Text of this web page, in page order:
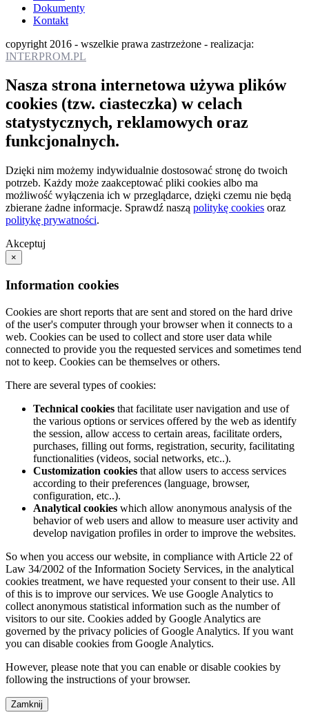
Dokumenty
Kontakt
copyright 2016 - wszelkie prawa zastrzeżone - realizacja:
INTERPROM.PL
Nasza strona internetowa używa plików
cookies (tzw. ciasteczka) w celach
statystycznych, reklamowych oraz
funkcjonalnych.
Dzięki nim możemy indywidualnie dostosować stronę do twoich
potrzeb. Każdy może zaakceptować pliki cookies albo ma
możliwość wyłączenia ich w przeglądarce, dzięki czemu nie będą
zbierane żadne informacje. Sprawdź naszą politykę cookies oraz
politykę prywatności.
Akceptuj
×
Information cookies
Cookies are short reports that are sent and stored on the hard drive
of the user's computer through your browser when it connects to a
web. Cookies can be used to collect and store user data while
connected to provide you the requested services and sometimes tend
not to keep. Cookies can be themselves or others.
There are several types of cookies:
Technical cookies that facilitate user navigation and use of
the various options or services offered by the web as identify
the session, allow access to certain areas, facilitate orders,
purchases, filling out forms, registration, security, facilitating
functionalities (videos, social networks, etc..).
Customization cookies that allow users to access services
according to their preferences (language, browser,
configuration, etc..).
Analytical cookies which allow anonymous analysis of the
behavior of web users and allow to measure user activity and
develop navigation profiles in order to improve the websites.
So when you access our website, in compliance with Article 22 of
Law 34/2002 of the Information Society Services, in the analytical
cookies treatment, we have requested your consent to their use. All
of this is to improve our services. We use Google Analytics to
collect anonymous statistical information such as the number of
visitors to our site. Cookies added by Google Analytics are
governed by the privacy policies of Google Analytics. If you want
you can disable cookies from Google Analytics.
However, please note that you can enable or disable cookies by
following the instructions of your browser.
Zamknij